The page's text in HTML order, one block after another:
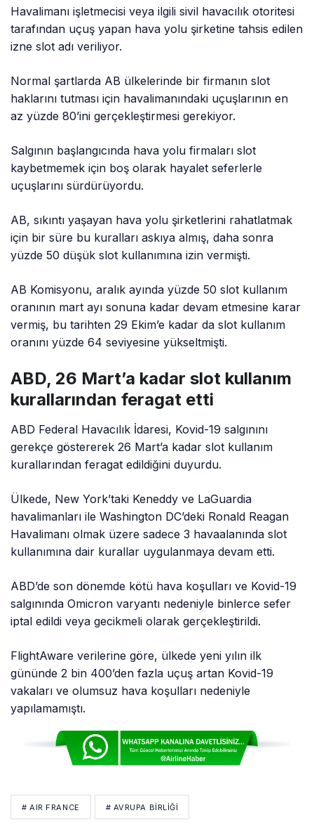
Havalimanı işletmecisi veya ilgili sivil havacılık otoritesi
tarafından uçuş yapan hava yolu şirketine tahsis edilen
izne slot adı veriliyor.
Normal şartlarda AB ülkelerinde bir firmanın slot
haklarını tutması için havalimanındaki uçuşlarının en
az yüzde 80’ini gerçekleştirmesi gerekiyor.
Salgının başlangıcında hava yolu firmaları slot
kaybetmemek için boş olarak hayalet seferlerle
uçuşlarını sürdürüyordu.
AB, sıkıntı yaşayan hava yolu şirketlerini rahatlatmak
için bir süre bu kuralları askıya almış, daha sonra
yüzde 50 düşük slot kullanımına izin vermişti.
AB Komisyonu, aralık ayında yüzde 50 slot kullanım
oranının mart ayı sonuna kadar devam etmesine karar
vermiş, bu tarihten 29 Ekim’e kadar da slot kullanım
oranını yüzde 64 seviyesine yükseltmişti.
ABD, 26 Mart’a kadar slot kullanım
kurallarından feragat etti
ABD Federal Havacılık İdaresi, Kovid-19 salgınını
gerekçe göstererek 26 Mart’a kadar slot kullanım
kurallarından feragat edildiğini duyurdu.
Ülkede, New York’taki Keneddy ve LaGuardia
havalimanları ile Washington DC’deki Ronald Reagan
Havalimanı olmak üzere sadece 3 havaalanında slot
kullanımına dair kurallar uygulanmaya devam etti.
ABD’de son dönemde kötü hava koşulları ve Kovid-19
salgınında Omicron varyantı nedeniyle binlerce sefer
iptal edildi veya gecikmeli olarak gerçekleştirildi.
FlightAware verilerine göre, ülkede yeni yılın ilk
gününde 2 bin 400’den fazla uçuş artan Kovid-19
vakaları ve olumsuz hava koşulları nedeniyle
yapılamamıştı.
# AIR FRANCE # AVRUPA BIRLIĞI